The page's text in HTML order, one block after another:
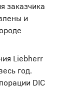
заказчика
и
Liebherr
год.
DIC